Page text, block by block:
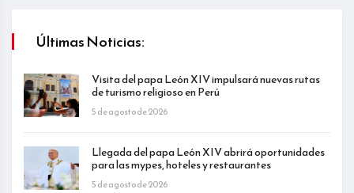
Últimas Noticias:
Visita del papa León XIV impulsará nuevas rutas
de turismo religioso en Perú
5 de agosto de 2026
Llegada del papa León XIV abrirá oportunidades
para las mypes, hoteles y restaurantes
5 de agosto de 2026